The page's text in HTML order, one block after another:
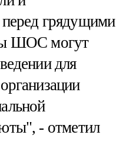
перед грядущими
ШОС могут
для
- отметил